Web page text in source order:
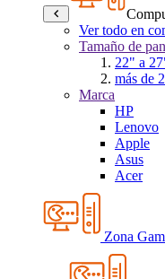
Ver todo en
Tamaño de
22" a
más de
Marca
HP
Lenovo
Apple
Asus
Acer
Zona